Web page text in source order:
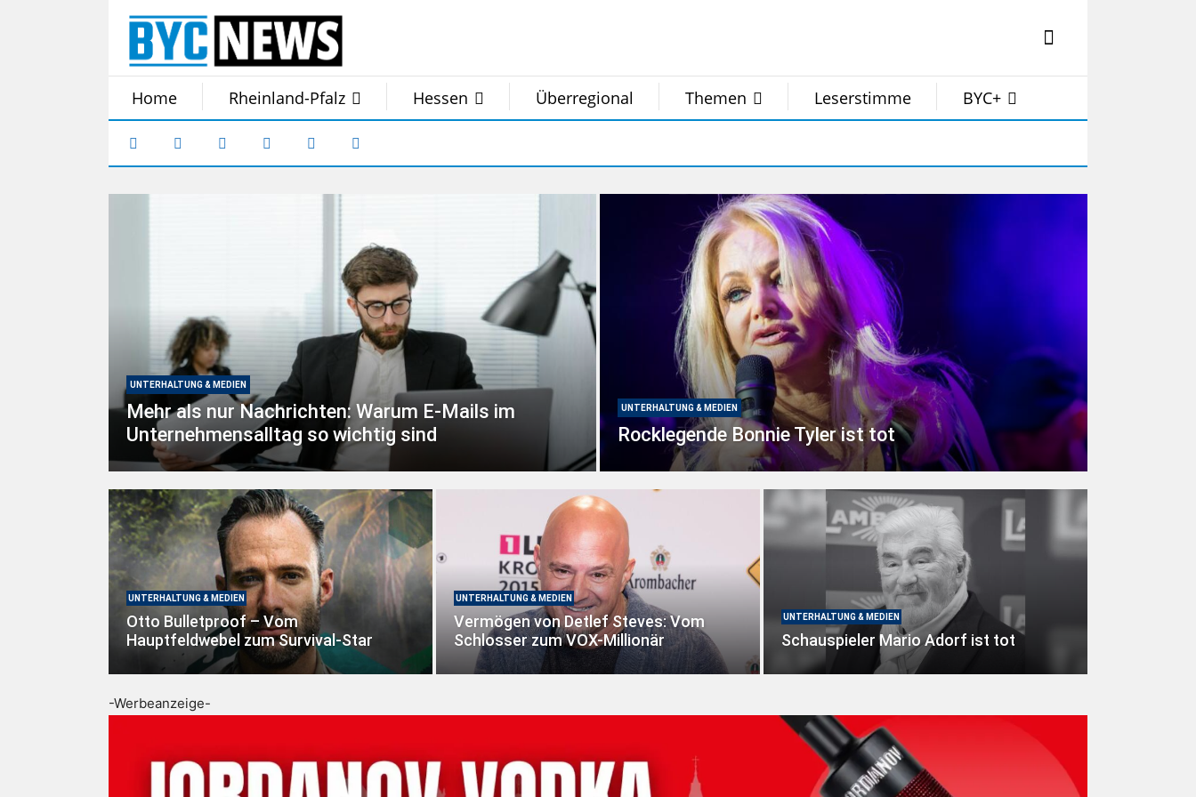
Home Rheinland-Pfalz Hessen Überregional Themen Leserstimme BYC+
UNTERHALTUNG & MEDIEN
Mehr als nur Nachrichten: Warum E-Mails im
Unternehmensalltag so wichtig sind
UNTERHALTUNG & MEDIEN
Rocklegende Bonnie Tyler ist tot
UNTERHALTUNG & MEDIEN
Otto Bulletproof – Vom
Hauptfeldwebel zum Survival-Star
UNTERHALTUNG & MEDIEN
Vermögen von Detlef Steves: Vom
Schlosser zum VOX-Millionär
UNTERHALTUNG & MEDIEN
Schauspieler Mario Adorf ist tot
-Werbeanzeige-